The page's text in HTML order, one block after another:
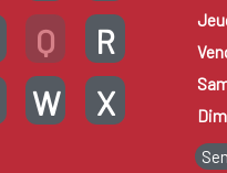
Q
R
W
X